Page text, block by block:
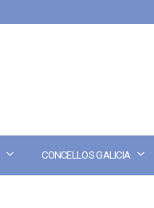
CONCELLOS GALICIA